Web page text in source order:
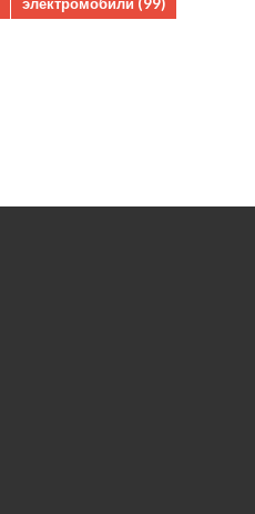
электромобили (99)